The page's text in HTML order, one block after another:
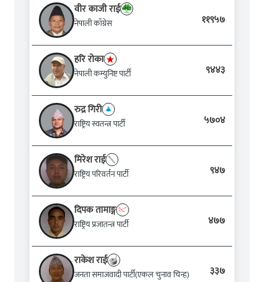
वीर काजी राई
नेपाली काँग्रेस ११९५७
हरि रोका
नेपाली कम्युनिष्ट पार्टी ९४४३
रुद्र गिरी
राष्ट्रिय स्वतन्त्र पार्टी ५७०४
मिरेश राई
राष्ट्रिय परिवर्तन पार्टी ९४७
दिपक तामाङ्ग
राष्ट्रिय प्रजातन्त्र पार्टी ४७७
राकेश राई
जनता समाजवादी पार्टी(एकल चुनाव चिन्ह) ३३७